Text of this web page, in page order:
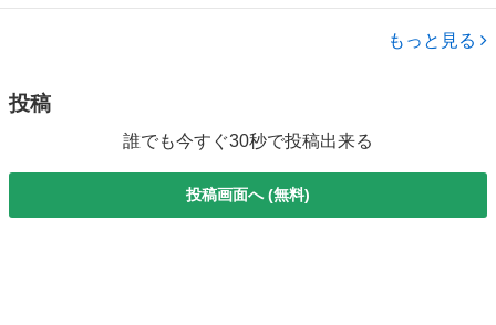
名： スバル ■ 車種名： サンバートラック ■ グレード名： Ｔ
Ｂ ４ＷＤ ■ 排気量： 660cc ■ ドア枚数： 2D ■ ミッション：
もっと見る
投稿
誰でも今すぐ30秒で投稿出来る
投稿画面へ (無料)